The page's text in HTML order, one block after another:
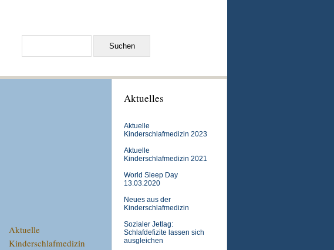
Aktuelle
Kinderschlafmedizin
Aktuelles
Aktuelle
Kinderschlafmedizin 2023
Aktuelle
Kinderschlafmedizin 2021
World Sleep Day
13.03.2020
Neues aus der
Kinderschlafmedizin
Sozialer Jetlag:
Schlafdefizite lassen sich
ausgleichen